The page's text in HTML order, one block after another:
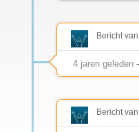
Bericht
4 jaren geleden
Bericht